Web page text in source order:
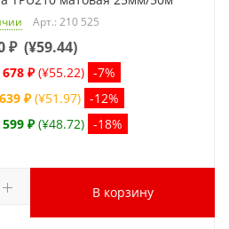
Арт.: 210 525
₽ (¥59.44)
678 ₽ (¥55.22) -7%
639 ₽ (¥51.97) -12%
599 ₽ (¥48.72) -18%
В корзину